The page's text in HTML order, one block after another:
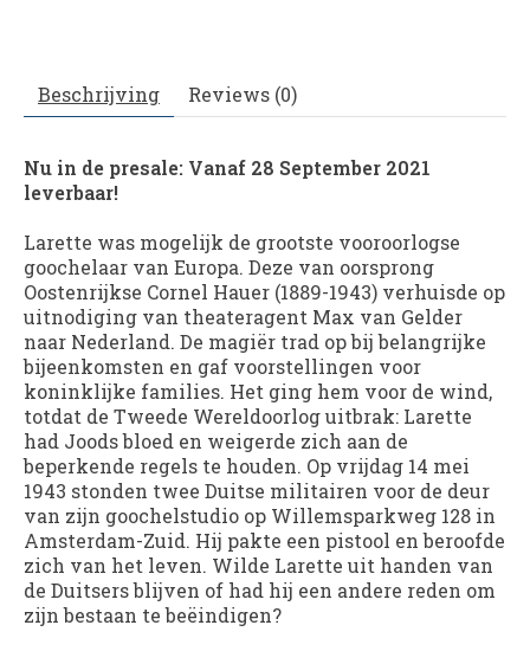
Beschrijving Reviews (0)
Nu in de presale: Vanaf 28 September 2021
leverbaar!
Larette was mogelijk de grootste vooroorlogse
goochelaar van Europa. Deze van oorsprong
Oostenrijkse Cornel Hauer (1889-1943) verhuisde op
uitnodiging van theateragent Max van Gelder
naar Nederland. De magiër trad op bij belangrijke
bijeenkomsten en gaf voorstellingen voor
koninklijke families. Het ging hem voor de wind,
totdat de Tweede Wereldoorlog uitbrak: Larette
had Joods bloed en weigerde zich aan de
beperkende regels te houden. Op vrijdag 14 mei
1943 stonden twee Duitse militairen voor de deur
van zijn goochelstudio op Willemsparkweg 128 in
Amsterdam-Zuid. Hij pakte een pistool en beroofde
zich van het leven. Wilde Larette uit handen van
de Duitsers blijven of had hij een andere reden om
zijn bestaan te beëindigen?